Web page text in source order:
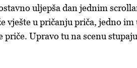
uljepša dan jednim
vješte u pričanju priča, jedno
priče. Upravo tu na scenu